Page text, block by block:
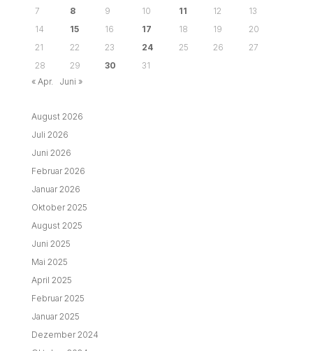
7
8 9 10 11 12
13
14
15 16 17 18 19
20
21
22 23 24 25 26
27
28
29 30
31
« Apr.
Juni »
August 2026
Juli 2026
Juni 2026
Februar 2026
Januar 2026
Oktober 2025
August 2025
Juni 2025
Mai 2025
April 2025
Februar 2025
Januar 2025
Dezember 2024